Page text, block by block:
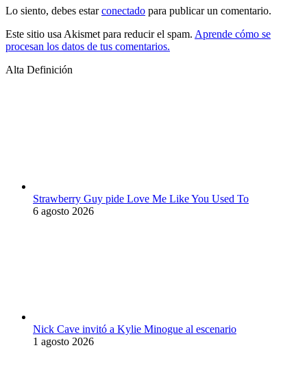
Lo siento, debes estarconectado para publicar un comentario.
Este sitio usa Akismet para reducir el spam. Aprende cómo se
procesan los datos de tus comentarios.
Alta Definición
Strawberry Guy pide Love Me Like You Used To
6 agosto 2026
Nick Cave invitó a Kylie Minogue al escenario
1 agosto 2026